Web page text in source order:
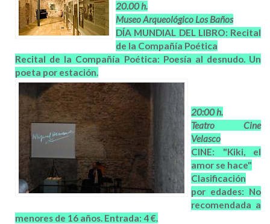
20.00 h.
Museo Arqueológico Los Baños
DÍA MUNDIAL DEL LIBRO: Recital
de la Compañía Poética
Recital de la Compañía Poética: Poesía al desnudo. Un
poeta por estación.
20:00 h.
Teatro Cine
Velasco
CINE: "Kiki, el
amor se hace"
Clasificación
por edades: No
recomendada a
menores de 16 años. Entrada: 4 €.